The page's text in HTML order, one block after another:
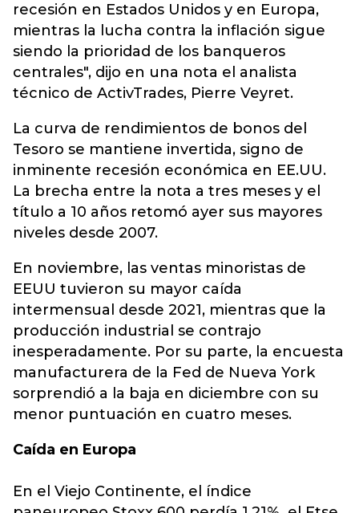
recesión en Estados Unidos y en Europa,
mientras la lucha contra la inflación sigue
siendo la prioridad de los banqueros
centrales", dijo en una nota el analista
técnico de ActivTrades, Pierre Veyret.
La curva de rendimientos de bonos del
Tesoro se mantiene invertida, signo de
inminente recesión económica en EE.UU.
La brecha entre la nota a tres meses y el
título a 10 años retomó ayer sus mayores
niveles desde 2007.
En noviembre, las ventas minoristas de
EEUU tuvieron su mayor caída
intermensual desde 2021, mientras que la
producción industrial se contrajo
inesperadamente. Por su parte, la encuesta
manufacturera de la Fed de Nueva York
sorprendió a la baja en diciembre con su
menor puntuación en cuatro meses.
Caída en Europa
En el Viejo Continente, el índice